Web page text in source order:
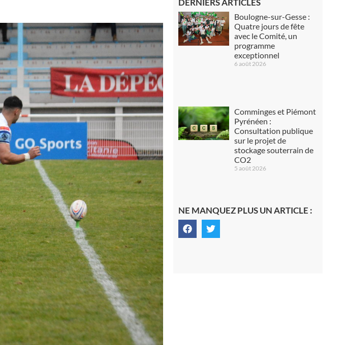
DERNIERS ARTICLES
Boulogne-sur-Gesse :
Quatre jours de fête
avec le Comité, un
programme
exceptionnel
6 août 2026
Comminges et Piémont
Pyrénéen :
Consultation publique
sur le projet de
stockage souterrain de
CO2
5 août 2026
NE MANQUEZ PLUS UN ARTICLE :